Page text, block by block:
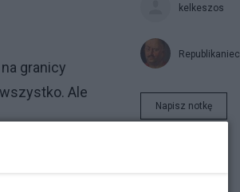
granicy
Ale
kelkeszos
Republikaniec
Napisz notkę